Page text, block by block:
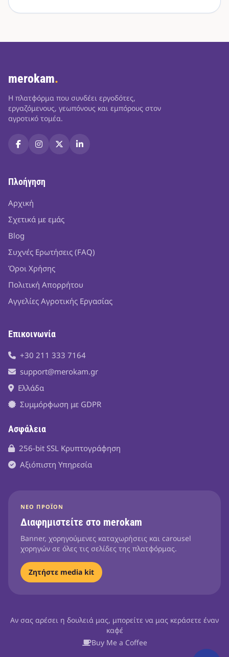
merokam.
Η πλατφόρμα που συνδέει εργοδότες,
εργαζόμενους, γεωπόνους και εμπόρους στον
αγροτικό τομέα.
Πλοήγηση
Αρχική
Σχετικά με εμάς
Blog
Συχνές Ερωτήσεις (FAQ)
Όροι Χρήσης
Πολιτική Απορρήτου
Αγγελίες Αγροτικής Εργασίας
Επικοινωνία
+30 211 333 7164
support@merokam.gr
Ελλάδα
Συμμόρφωση με GDPR
Ασφάλεια
256-bit SSL Κρυπτογράφηση
Αξιόπιστη Υπηρεσία
ΝΈΟ ΠΡΟΪΌΝ
Διαφημιστείτε στο merokam
Banner, χορηγούμενες καταχωρήσεις και carousel
χορηγών σε όλες τις σελίδες της πλατφόρμας.
Ζητήστε media kit
Αν σας αρέσει η δουλειά μας, μπορείτε να μας κεράσετε έναν
καφέ
Buy Me a Coffee